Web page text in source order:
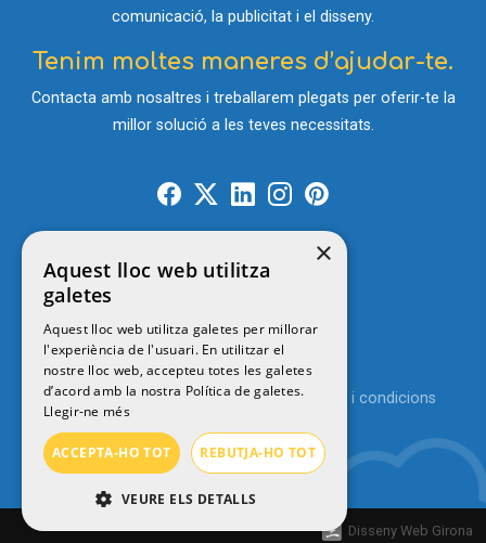
Contacte
© 2026MENUTSGIRONA
comunicació, la publicitat i el disseny.
Tenim moltes maneres d’ajudar-te.
Contacta amb nosaltres i treballarem plegats per oferir-te la
millor solució a les teves necessitats.
Política de privacitat Avís legal
Termes i condicions
Disseny Web Girona
×
Aquest lloc web utilitza
galetes
Aquest lloc web utilitza galetes per millorar
l'experiència de l'usuari. En utilitzar el
nostre lloc web, accepteu totes les galetes
d’acord amb la nostra Política de galetes.
Llegir-ne més
ACCEPTA-HO TOT REBUTJA-HO TOT
VEURE ELS DETALLS